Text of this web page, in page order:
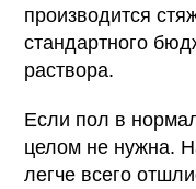
производится
стандартного
раствора.
Если пол в
целом не нужна.
легче всего